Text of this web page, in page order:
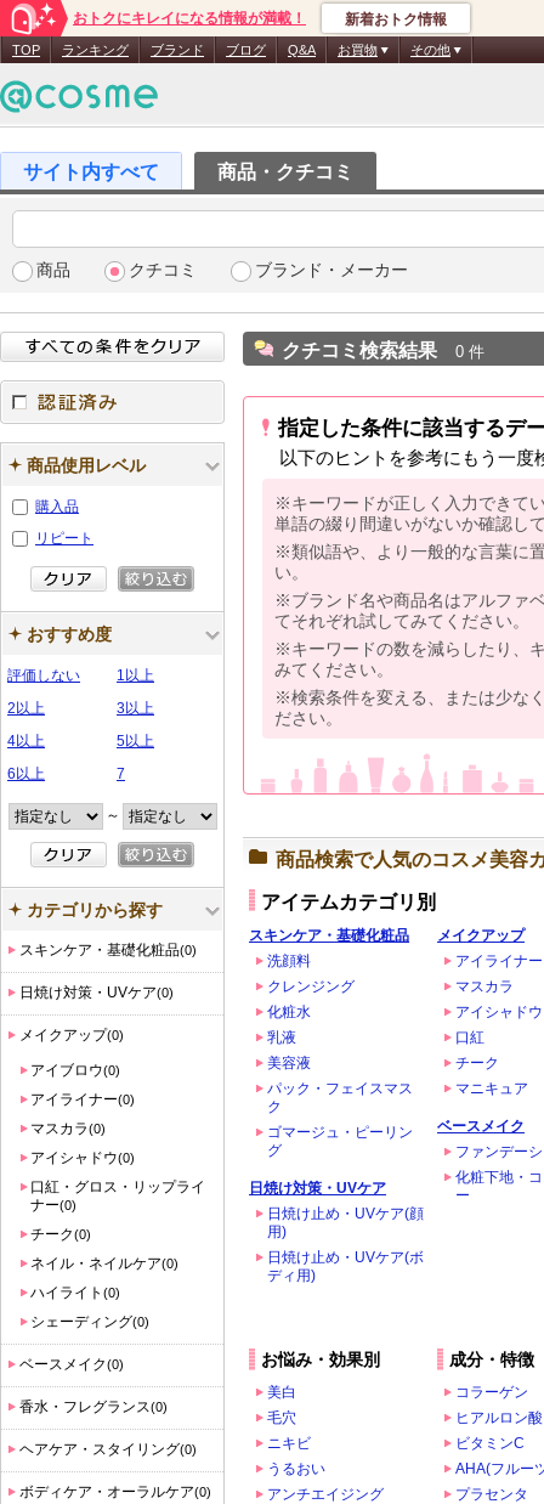
おトクにキレイになる情報が満載！ 新着おトク情報
TOP ランキング ブランド ブログ Q&A お買物 その他
商品・クチコミ
商品 クチコミ ブランド・メーカー
クチコミ検索結果 0 件
指定した条件に該当するデ
以下のヒントを参考にもう一度
※キーワードが正しく入力できて
単語の綴り間違いがないか確認し
※類似語や、より一般的な言葉に
い。
※ブランド名や商品名はアルファ
てそれぞれ試してみてください。
※キーワードの数を減らしたり、
みてください。
※検索条件を変える、または少な
ださい。
商品検索で人気のコスメ美容
アイテムカテゴリ別
スキンケア・基礎化粧品
洗顔料
クレンジング
化粧水
乳液
美容液
パック・フェイスマス
ク
ゴマージュ・ピーリン
グ
日焼け対策・UVケア
日焼け止め・UVケア(顔
用)
日焼け止め・UVケア(ボ
ディ用)
メイクアップ
アイライナー
マスカラ
アイシャドウ
口紅
チーク
マニキュア
ベースメイク
ファンデー
化粧下地・
ー
お悩み・効果別
美白
毛穴
ニキビ
うるおい
アンチエイジング
成分・特徴
コラーゲン
ヒアルロン酸
ビタミンC
AHA(フルー
プラセンタ
認証済み
商品使用レベル
購入品
リピート
おすすめ度
評価しない
1以上
2以上
3以上
4以上
5以上
6以上
7
～
カテゴリから探す
スキンケア・基礎化粧品(0)
日焼け対策・UVケア(0)
メイクアップ(0)
アイブロウ(0)
アイライナー(0)
マスカラ(0)
アイシャドウ(0)
口紅・グロス・リップライ
ナー(0)
チーク(0)
ネイル・ネイルケア(0)
ハイライト (0)
シェーディング(0)
ベースメイク(0)
香水・フレグランス(0)
ヘアケア・スタイリング(0)
ボディケア・オーラルケア(0)